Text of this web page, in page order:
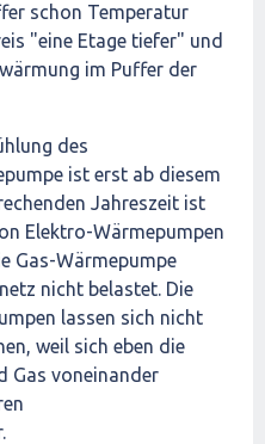
schon Temperatur
"eine Etage tiefer" und
im Puffer der
des
ist erst ab diesem
Jahreszeit ist
Elektro-Wärmepumpen
Gas-Wärmepumpe
nicht belastet. Die
lassen sich nicht
weil sich eben die
Gas voneinander